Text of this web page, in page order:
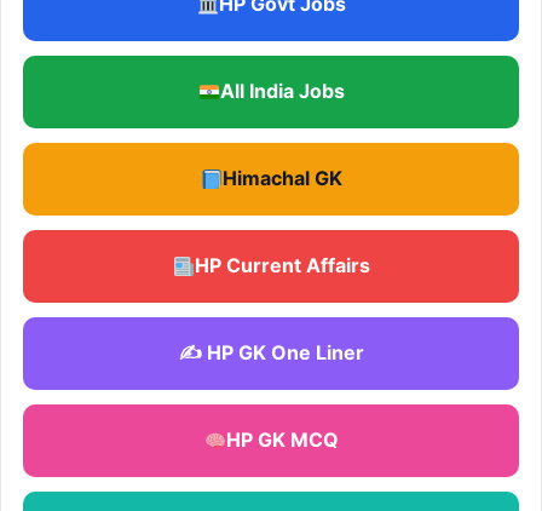
All India Jobs
Himachal GK
HP Current Affairs
✍️ HP GK One Liner
HP GK MCQ